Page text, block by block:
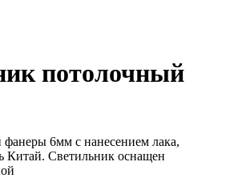
потолочный
фанеры 6мм с нанесением лака,
Китай. Светильник оснащен